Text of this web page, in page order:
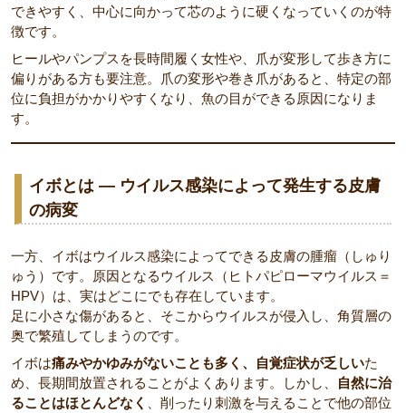
できやすく、中心に向かって芯のように硬くなっていくのが特
徴です。
ヒールやパンプスを長時間履く女性や、爪が変形して歩き方に
偏りがある方も要注意。爪の変形や巻き爪があると、特定の部
位に負担がかかりやすくなり、魚の目ができる原因になりま
す。
イボとは ― ウイルス感染によって発生する皮膚
の病変
一方、イボはウイルス感染によってできる皮膚の腫瘤（しゅり
ゅう）です。原因となるウイルス（ヒトパピローマウイルス＝
HPV）は、実はどこにでも存在しています。
足に小さな傷があると、そこからウイルスが侵入し、角質層の
奥で繁殖してしまうのです。
イボは痛みやかゆみがないことも多く、自覚症状が乏しいた
め、長期間放置されることがよくあります。しかし、
自然に治
ることはほとんどなく
、削ったり刺激を与えることで他の部位